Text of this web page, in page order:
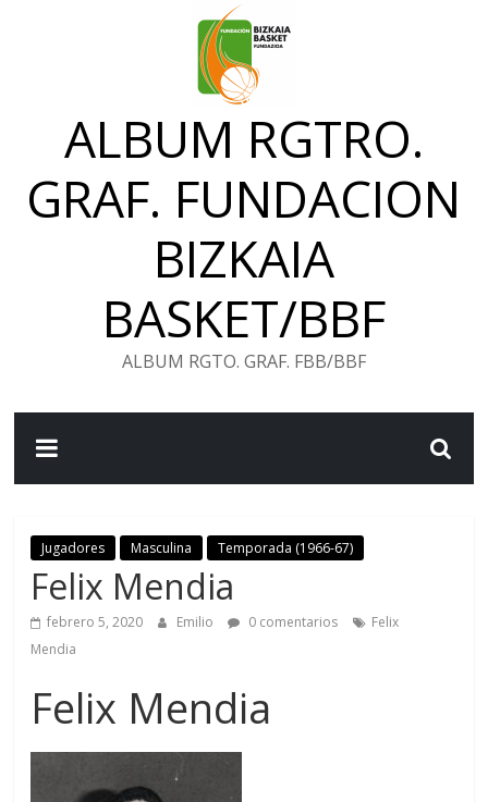
ALBUM RGTRO.
GRAF. FUNDACION
BIZKAIA
BASKET/BBF
ALBUM RGTO. GRAF. FBB/BBF
Jugadores Masculina Temporada (1966-67)
Felix Mendia
febrero 5, 2020 Emilio 0 comentarios
Felix
Mendia
Felix Mendia